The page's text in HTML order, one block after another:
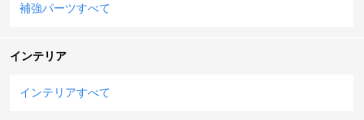
補強パーツすべて
インテリア
インテリアすべて